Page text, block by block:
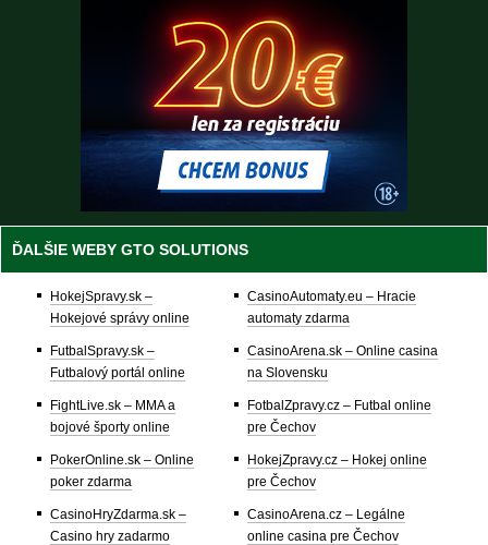
ĎALŠIE WEBY GTO SOLUTIONS
HokejSpravy.sk –
Hokejové správy online
FutbalSpravy.sk –
Futbalový portál online
FightLive.sk – MMA a
bojové športy online
PokerOnline.sk – Online
poker zdarma
CasinoHryZdarma.sk –
Casino hry zadarmo
CasinoAutomaty.eu – Hracie
automaty zdarma
CasinoArena.sk – Online casina
na Slovensku
FotbalZpravy.cz – Futbal online
pre Čechov
HokejZpravy.cz – Hokej online
pre Čechov
CasinoArena.cz – Legálne
online casina pre Čechov